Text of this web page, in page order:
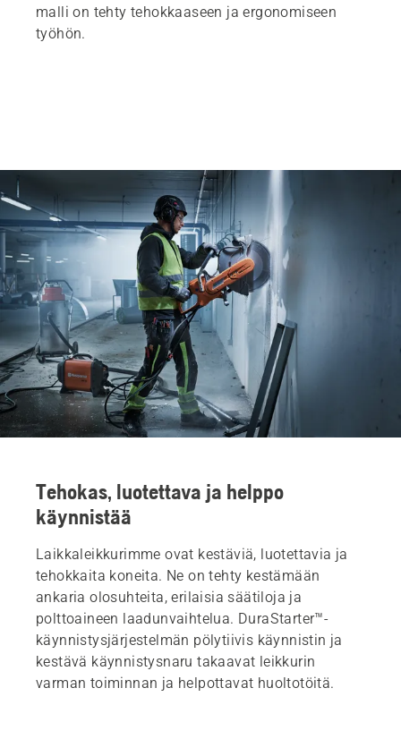
malli on tehty tehokkaaseen ja ergonomiseen
työhön.
Tehokas, luotettava ja helppo
käynnistää
Laikkaleikkurimme ovat kestäviä, luotettavia ja
tehokkaita koneita. Ne on tehty kestämään
ankaria olosuhteita, erilaisia säätiloja ja
polttoaineen laadunvaihtelua. DuraStarter™-
käynnistysjärjestelmän pölytiivis käynnistin ja
kestävä käynnistysnaru takaavat leikkurin
varman toiminnan ja helpottavat huoltotöitä.